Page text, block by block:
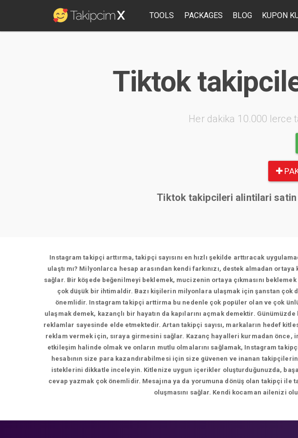
TOOLS PACKAGES BLOG KUPON
Tiktok
Her dakika 10.000 lerce
Tiktok takipcileri alintilari satin
Instagram takipçi arttırma, takipçi sayısını en hızlı şekilde arttıracak
ulaştı mı? Milyonlarca hesap arasından kendi farkınızı, destek almadan
sağlar. Bir köşede beğenilmeyi beklemek, mucizenin ortaya çıkmasını
çok düşük bir ihtimaldir. Bazı kişilerin milyonlara ulaşmak için şanstan çok
önemlidir. Instagram takipçi arttirma bu nedenle çok popüler olan ve çok
ulaşmak demek, kazançlı bir hayatın da kapılarını açmak demektir.
reklamlar sayesinde elde etmektedir. Artan takipçi sayısı, markaların hedef
reklam vermek için, sıraya girmesini sağlar. Kazanç hayalleri kurmadan önce,
etkileşim halinde olmak ve onların mutlu olmalarını sağlamak, Instagram
hesabının size para kazandırabilmesi için size güvenen ve inanan
isteklerini dikkatle inceleyin. Kitlenize uygun içerikler oluşturduğunuzda,
cevap yazmak çok önemlidir. Mesajına ya da yorumuna dönüş olan takipçi
oluşmasını sağlar. Kendi kocaman ailenizi